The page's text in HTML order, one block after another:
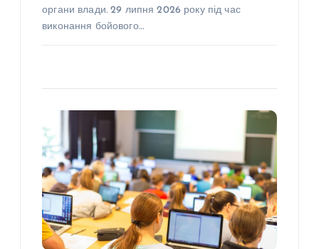
органи влади. 29 липня 2026 року під час
виконання бойового…